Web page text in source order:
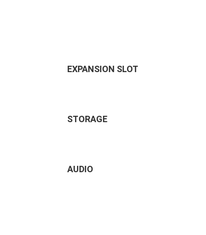
EXPANSION SLOT
STORAGE
AUDIO